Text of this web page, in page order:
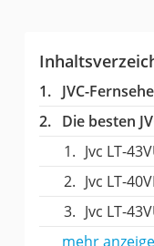
JVC-
Die besten
Jvc LT-
Jvc LT-
Jvc LT-
mehr